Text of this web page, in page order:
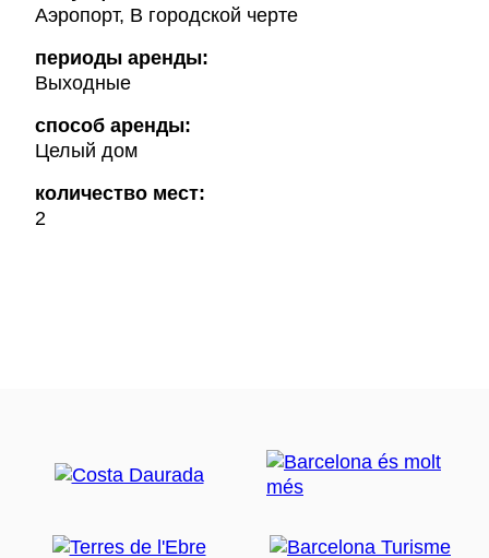
Аэропорт, В городской черте
периоды аренды:
Выходные
способ аренды:
Целый дом
количество мест:
2